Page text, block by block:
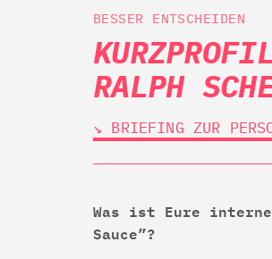
BESSER ENTSCHEIDEN
RALPH
↘︎ BRIEFING ZUR
Was ist Eure
Sauce”?